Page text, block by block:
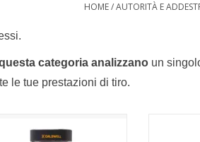
HOME/AUTORITÀ E
categoria analizzano un
le tue prestazioni di tiro.
per il tempo libero.